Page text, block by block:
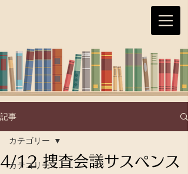
記事
カテゴリー
カテゴリー
4/12 捜査会議サスペンス